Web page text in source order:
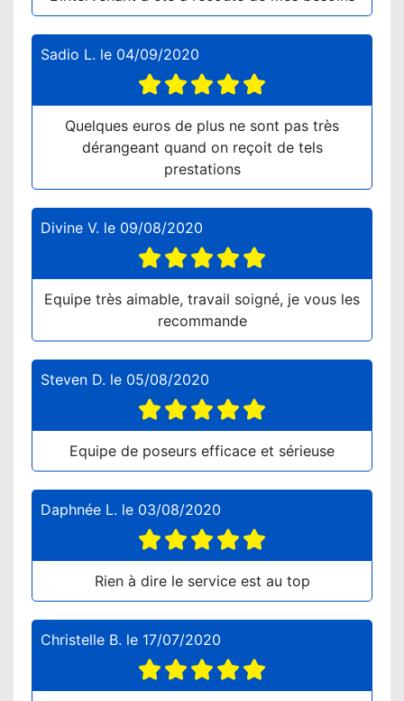
Sadio L. le 04/09/2020
Quelques euros de plus ne sont pas très
dérangeant quand on reçoit de tels
prestations
Divine V. le 09/08/2020
Equipe très aimable, travail soigné, je vous les
recommande
Steven D. le 05/08/2020
Equipe de poseurs efficace et sérieuse
Daphnée L. le 03/08/2020
Rien à dire le service est au top
Christelle B. le 17/07/2020